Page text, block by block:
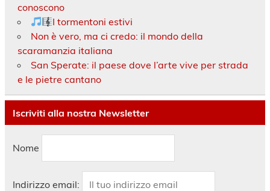
conoscono
I tormentoni estivi
Non è vero, ma ci credo: il mondo della
scaramanzia italiana
San Sperate: il paese dove l’arte vive per strada
e le pietre cantano
Iscriviti alla nostra Newsletter
Nome
Indirizzo email: